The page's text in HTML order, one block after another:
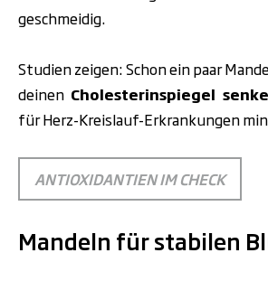
geschmeidig.
Studien zeigen: Schon ein paar
deinen Cholesterinspiegel
für Herz-Kreislauf-Erkrankungen
ANTIOXIDANTIEN IM CHECK
Mandeln für stabilen